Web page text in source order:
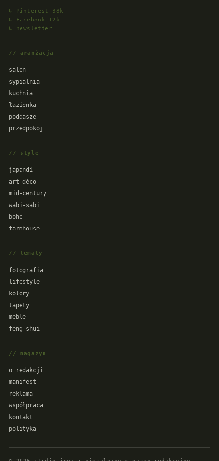
↳ Pinterest 38k
↳ Facebook 12k
↳ newsletter
// aranżacja
salon
sypialnia
kuchnia
łazienka
poddasze
przedpokój
// style
japandi
art déco
mid-century
wabi-sabi
boho
farmhouse
// tematy
fotografia
lifestyle
kolory
tapety
meble
feng shui
// magazyn
o redakcji
manifest
reklama
współpraca
kontakt
polityka